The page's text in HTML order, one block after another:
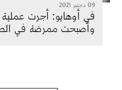
09 دجنبر 2021
في أوهايو: أجرت عملية
وأصبحت ممرضة في